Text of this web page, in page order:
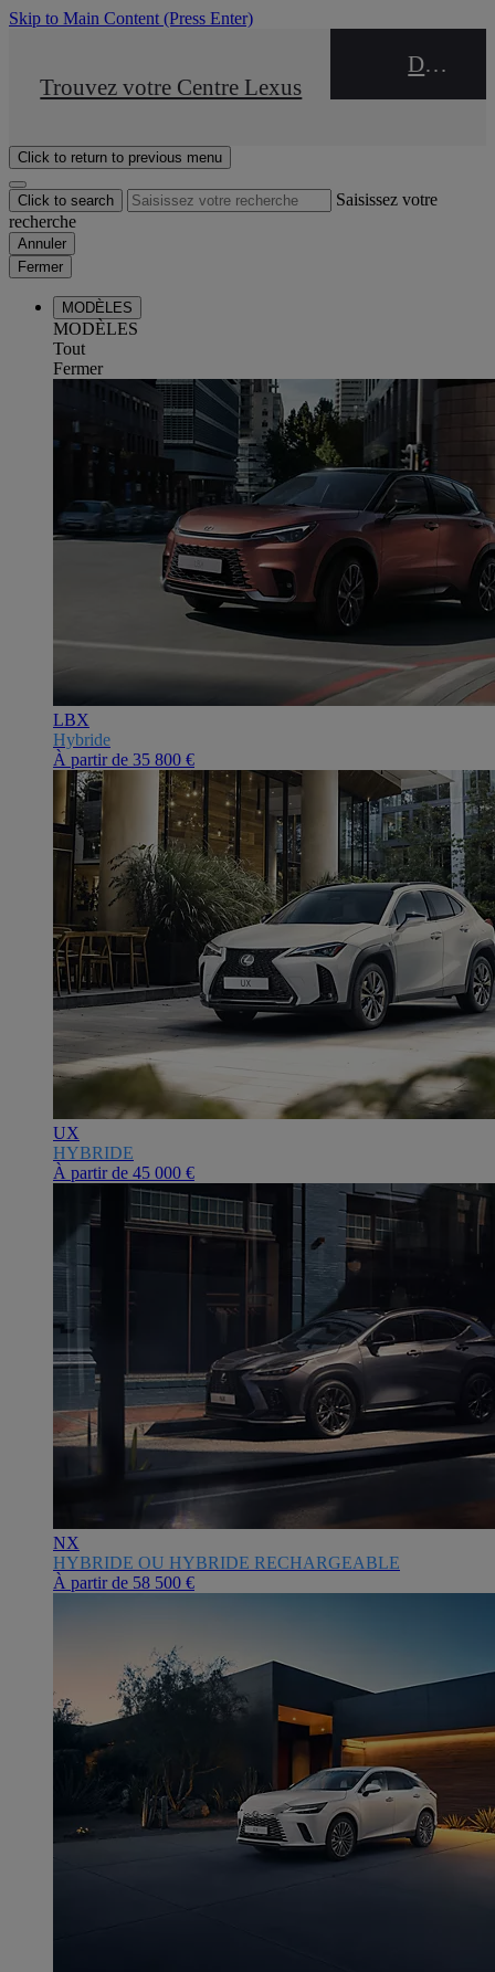
Skip to Main Content (Press Enter)
STOP DRIVE Takata
Trouvez votre Centre Lexus
DEALER NAME
Click to return to previous menu
Click to search
Saisissez votre
recherche
Annuler
Fermer
MODÈLES
MODÈLES
Tout
Fermer
LBX
Hybride
À partir de 35 800 €
UX
HYBRIDE
À partir de 45 000 €
NX
HYBRIDE OU HYBRIDE RECHARGEABLE
À partir de 58 500 €